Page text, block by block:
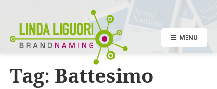
MENU
Tag: Battesimo